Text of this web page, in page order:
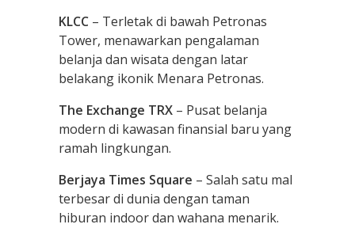
KLCC – Terletak di bawah Petronas
Tower, menawarkan pengalaman
belanja dan wisata dengan latar
belakang ikonik Menara Petronas.
The Exchange TRX – Pusat belanja
modern di kawasan finansial baru yang
ramah lingkungan.
Berjaya Times Square – Salah satu mal
terbesar di dunia dengan taman
hiburan indoor dan wahana menarik.